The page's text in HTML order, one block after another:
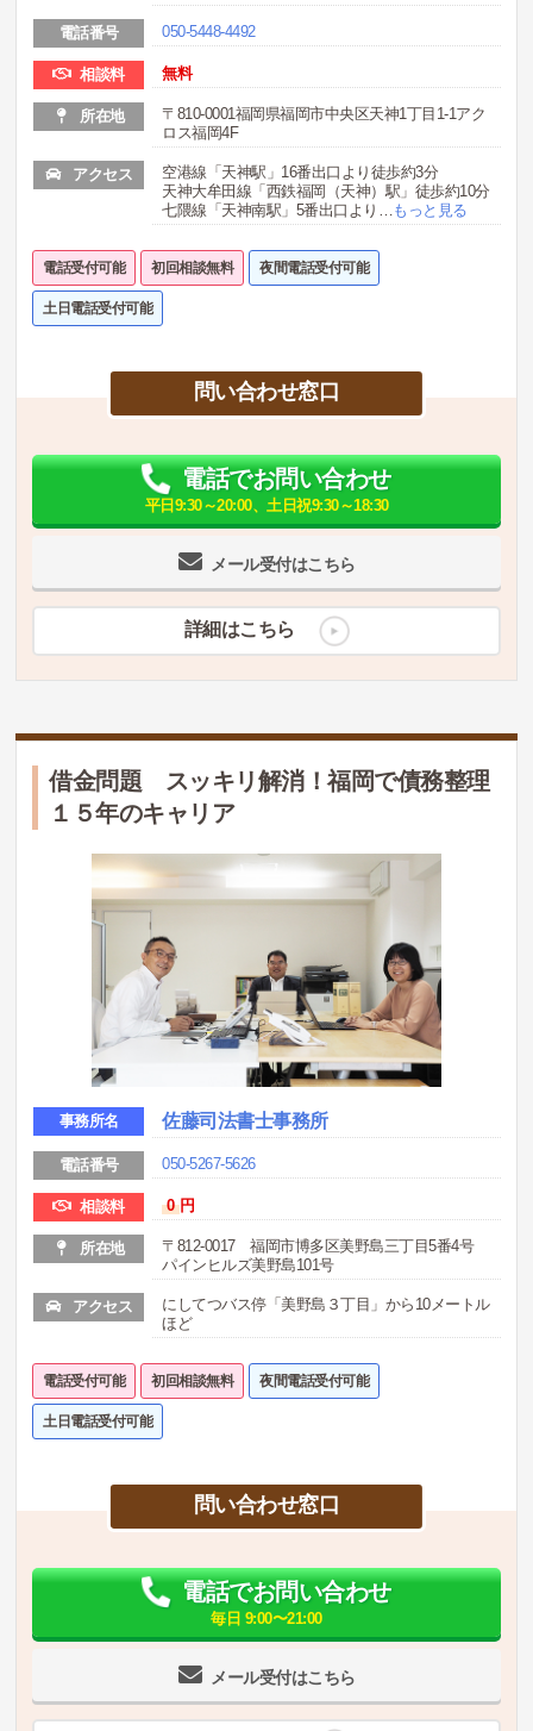
電話番号 050-5448-4492
相談料 無料
所在地
〒810-0001福岡県福岡市中央区天神1丁目1-1アク
ロス福岡4F
アクセス
空港線「天神駅」16番出口より徒歩約3分
天神大牟田線「西鉄福岡（天神）駅」徒歩約10分
七隈線「天神南駅」5番出口より …もっと見る
電話受付可能 初回相談無料 夜間電話受付可能
土日電話受付可能
問い合わせ窓口
メール受付はこちら
電話でお問い合わせ
平日9:30～20:00、土日祝9:30～18:30
詳細はこちら
借金問題 スッキリ解消！福岡で債務整理
１５年のキャリア
事務所名 佐藤司法書士事務所
電話番号 050-5267-5626
相談料 0 円
所在地
〒812-0017 福岡市博多区美野島三丁目5番4号
パインヒルズ美野島101号
アクセス
にしてつバス停「美野島３丁目」から10メートル
ほど
電話受付可能 初回相談無料 夜間電話受付可能
土日電話受付可能
問い合わせ窓口
メール受付はこちら
電話でお問い合わせ
毎日 9:00〜21:00